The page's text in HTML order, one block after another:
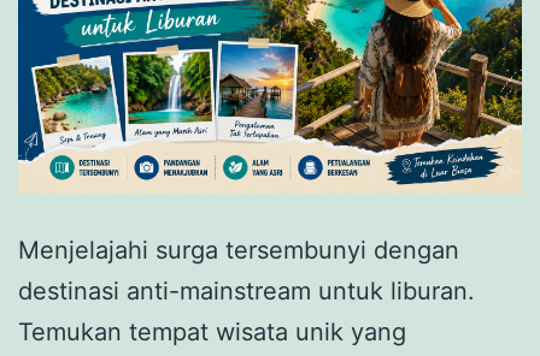
Menjelajahi surga tersembunyi dengan
destinasi anti-mainstream untuk liburan.
Temukan tempat wisata unik yang